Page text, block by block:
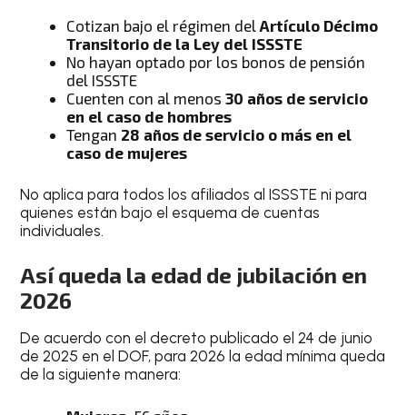
Cotizan bajo el régimen delArtículo Décimo
Transitorio de la Ley del ISSSTE
No hayan optado por los bonos de pensión
del ISSSTE
Cuenten con al menos30 años de servicio
en el caso de hombres
Tengan 28 años de servicio o más en el
caso de mujeres
No aplica para todos los afiliados al ISSSTE ni para
quienes están bajo el esquema de cuentas
individuales.
Así queda la edad de jubilación en
2026
De acuerdo con el decreto publicado el 24 de junio
de 2025 en el DOF, para 2026 la edad mínima queda
de la siguiente manera: